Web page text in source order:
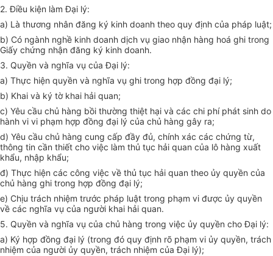
2. Điều kiện làm Đại lý:
a) Là thương nhân đăng ký kinh doanh theo quy định của pháp luật;
b) Có ngành nghề kinh doanh dịch vụ giao nhận hàng hoá ghi trong
Giấy chứng nhận đăng ký kinh doanh.
3. Quyền và nghĩa vụ của Đại lý:
a) Thực hiện quyền và nghĩa vụ ghi trong hợp đồng đại lý;
b) Khai và ký tờ khai hải quan;
c) Yêu cầu chủ hàng bồi thường thiệt hại và các chi phí phát sinh do
hành vi vi phạm hợp đồng đại lý của chủ hàng gây ra;
d) Yêu cầu chủ hàng cung cấp đầy đủ, chính xác các chứng từ,
thông tin cần thiết cho việc làm thủ tục hải quan của lô hàng xuất
khẩu, nhập khẩu;
đ) Thực hiện các công việc về thủ tục hải quan theo ủy quyền của
chủ hàng ghi trong hợp đồng đại lý;
e) Chịu trách nhiệm trước pháp luật trong phạm vi được ủy quyền
về các nghĩa vụ của người khai hải quan.
5. Quyền và nghĩa vụ của chủ hàng trong việc ủy quyền cho Đại lý:
a) Ký hợp đồng đại lý (trong đó quy định rõ phạm vi ủy quyền, trách
nhiệm của người ủy quyền, trách nhiệm của Đại lý);